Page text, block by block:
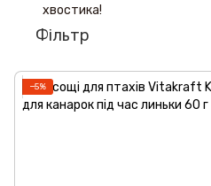
Фільтр
−5%